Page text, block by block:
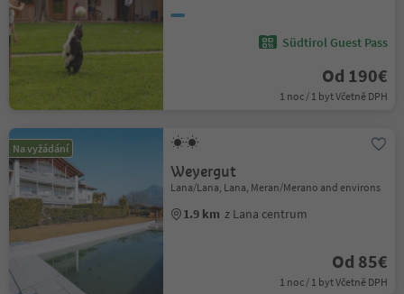
Südtirol Guest Pass
Od 190€
1 noc / 1 byt Včetně DPH
Na vyžádání
Weyergut
Lana/Lana, Lana, Meran/Merano and environs
1.9 km z Lana centrum
Od 85€
1 noc / 1 byt Včetně DPH